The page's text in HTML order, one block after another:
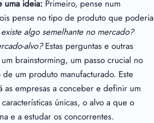
uma ideia: Primeiro, pense num
pense no tipo de produto que poderia
existe algo semelhante no mercado?
alvo?Estas perguntas e outras
brainstorming, um passo crucial no
um produto manufacturado. Este
as empresas a conceber e definir um
únicas, o alvo a que o
e a estudar os concorrentes.